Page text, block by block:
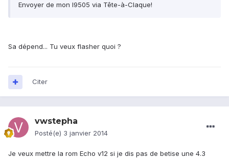
Envoyer de mon I9505 via Tête-à-Claque!
Sa dépend... Tu veux flasher quoi ?
Citer
vwstepha
Posté(e) 3 janvier 2014
Je veux mettre la rom Echo v12 si je dis pas de betise une 4.3